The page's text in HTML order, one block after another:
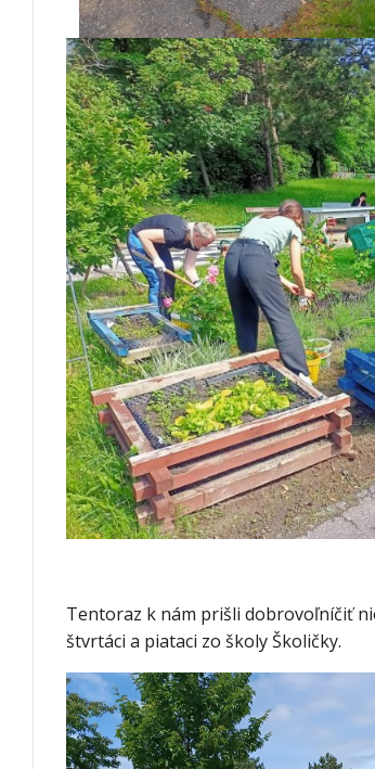
Tentoraz k nám prišli dobrovoľníčiť
štvrtáci a piataci zo školy Školičky.